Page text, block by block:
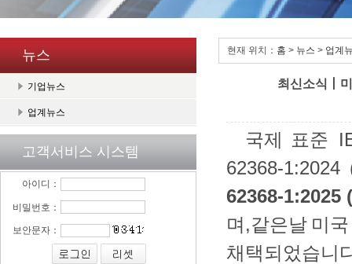
뉴스
기업뉴스
업계뉴스
고객서비스 시스템
아이디：
비밀번호：
보안문자：
현재 위치： 홈 > 뉴스 > 업계
최신소식丨
국제 표준
62368-1:2024
62368-1:2025
며 ,같은날 미국
채택되었습니